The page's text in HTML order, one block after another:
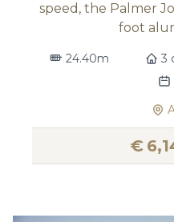
speed, the Palmer
foot
24.40m 3
€